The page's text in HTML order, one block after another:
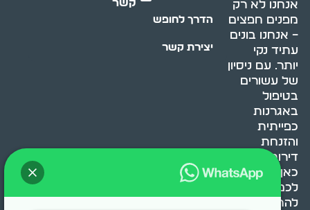
אנחנו לא רק
מפנים חפצים
– אנחנו בונים
עתיד נקי
יותר. עם ניסיון
של עשורים
בטיפול
באגרנות
כפייתית
והזנחת
דירות, אנחנו
כאן כדי לעזור
לכם
להתמודד,
הדרך לחופש
יצירת קשר
קשר